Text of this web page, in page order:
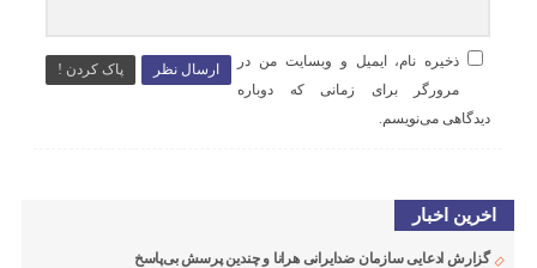
ارسال نظر پاک کردن !
ذخیره نام، ایمیل و وبسایت من در
مرورگر برای زمانی که دوباره
دیدگاهی می‌نویسم.
اخرین اخبار
گزارش ادعایی سازمان ضدایرانی هرانا و چندین پرسش بی‌پاسخ